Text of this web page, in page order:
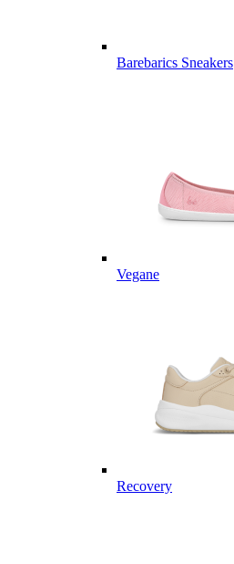
Barebarics Sneakers
Vegane
Recovery